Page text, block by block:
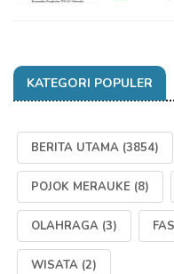
KATEGORI POPULER
BERITA UTAMA (3854)
POJOK MERAUKE (8)
OLAHRAGA (3)
WISATA (2)